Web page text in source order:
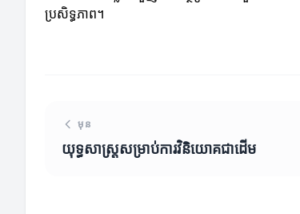
ប្រសិទ្ធភាព។
មុន
យុទ្ធសាស្ត្រសម្រាប់ការវិនិយោគជាដើម